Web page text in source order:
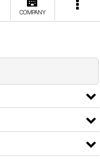
COMPANY